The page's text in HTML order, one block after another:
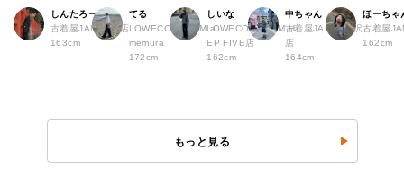
しんたろー
古着屋JAM 仙台店
163cm
てる
LOWECO by JAM a
memura
172cm
しいな
LOWECO by JAM H
EP FIVE店
162cm
中ちゃん
古着屋JAM 下北沢
店
164cm
ほーちゃ
古着屋
162cm
もっと見る